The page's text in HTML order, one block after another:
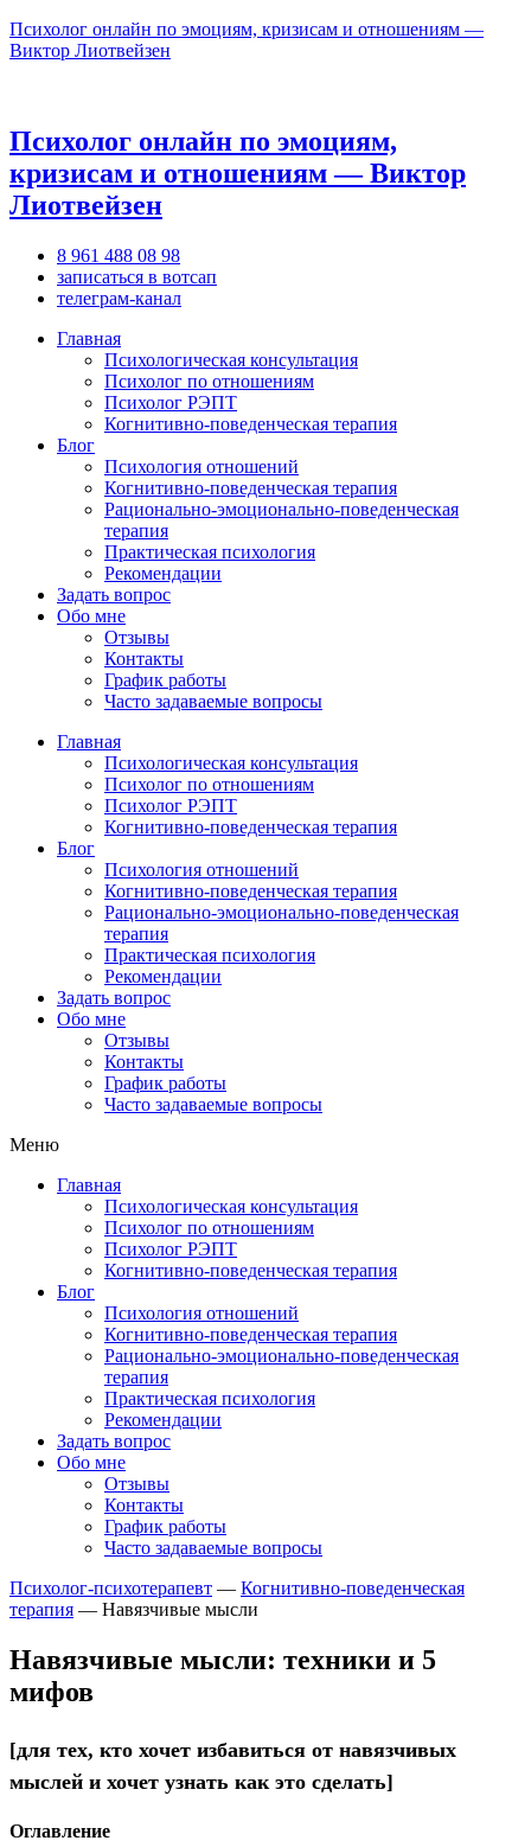
Психолог онлайн по эмоциям, кризисам и отношениям —
Виктор Лиотвейзен
Психолог онлайн по эмоциям,
кризисам и отношениям — Виктор
Лиотвейзен
8 961 488 08 98
записаться в вотсап
телеграм-канал
Главная
Психологическая консультация
Психолог по отношениям
Психолог РЭПТ
Когнитивно-поведенческая терапия
Блог
Психология отношений
Когнитивно-поведенческая терапия
Рационально-эмоционально-поведенческая
терапия
Практическая психология
Рекомендации
Задать вопрос
Обо мне
Отзывы
Контакты
График работы
Часто задаваемые вопросы
Главная
Психологическая консультация
Психолог по отношениям
Психолог РЭПТ
Когнитивно-поведенческая терапия
Блог
Психология отношений
Когнитивно-поведенческая терапия
Рационально-эмоционально-поведенческая
терапия
Практическая психология
Рекомендации
Задать вопрос
Обо мне
Отзывы
Контакты
График работы
Часто задаваемые вопросы
Меню
Главная
Психологическая консультация
Психолог по отношениям
Психолог РЭПТ
Когнитивно-поведенческая терапия
Блог
Психология отношений
Когнитивно-поведенческая терапия
Рационально-эмоционально-поведенческая
терапия
Практическая психология
Рекомендации
Задать вопрос
Обо мне
Отзывы
Контакты
График работы
Часто задаваемые вопросы
Психолог-психотерапевт — Когнитивно-поведенческая
терапия — Навязчивые мысли
Навязчивые мысли: техники и 5
мифов
[для тех, кто хочет избавиться от навязчивых
мыслей и хочет узнать как это сделать]
Оглавление